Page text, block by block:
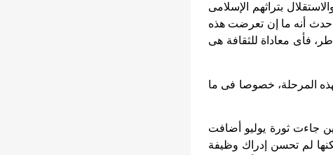
بتراثهم الإسلامى
حدث أنه ما إن تعرضت هذه
فأى معاداة للثقافة هى
المرحلة، خصوصا فى ما
جاءت ثورة يوليو أضافت
لم تحسن إدراك وظيفة